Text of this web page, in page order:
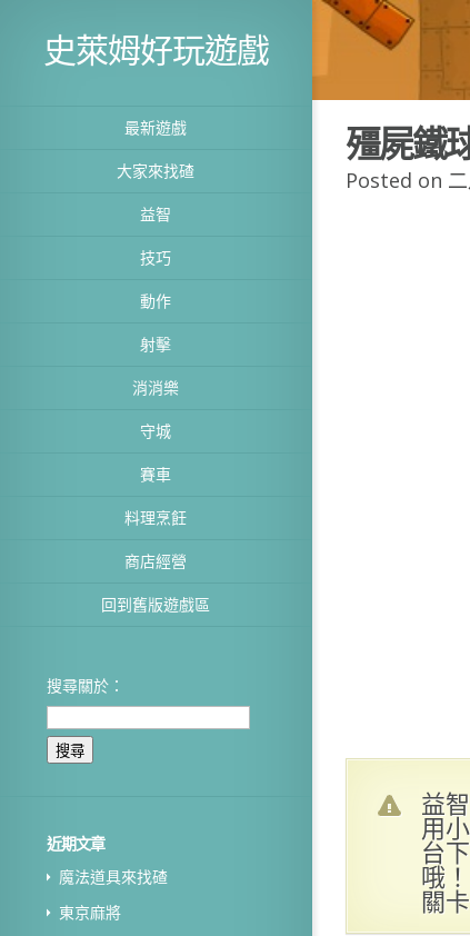
史萊姆好玩遊戲
最新遊戲
大家來找碴
益智
技巧
動作
射擊
消消樂
守城
賽車
料理烹飪
商店經營
回到舊版遊戲區
搜尋關於：
近期文章
魔法道具來找碴
東京麻將
殭屍鐵
Posted on
益
用
台
哦
關